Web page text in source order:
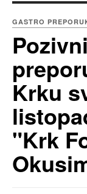
GASTRO
Krku
"Krk